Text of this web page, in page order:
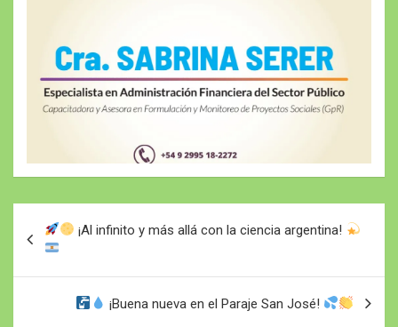
Navegación
de
entradas
¡Al infinito y más allá con la ciencia argentina!
¡Buena nueva en el Paraje San José!